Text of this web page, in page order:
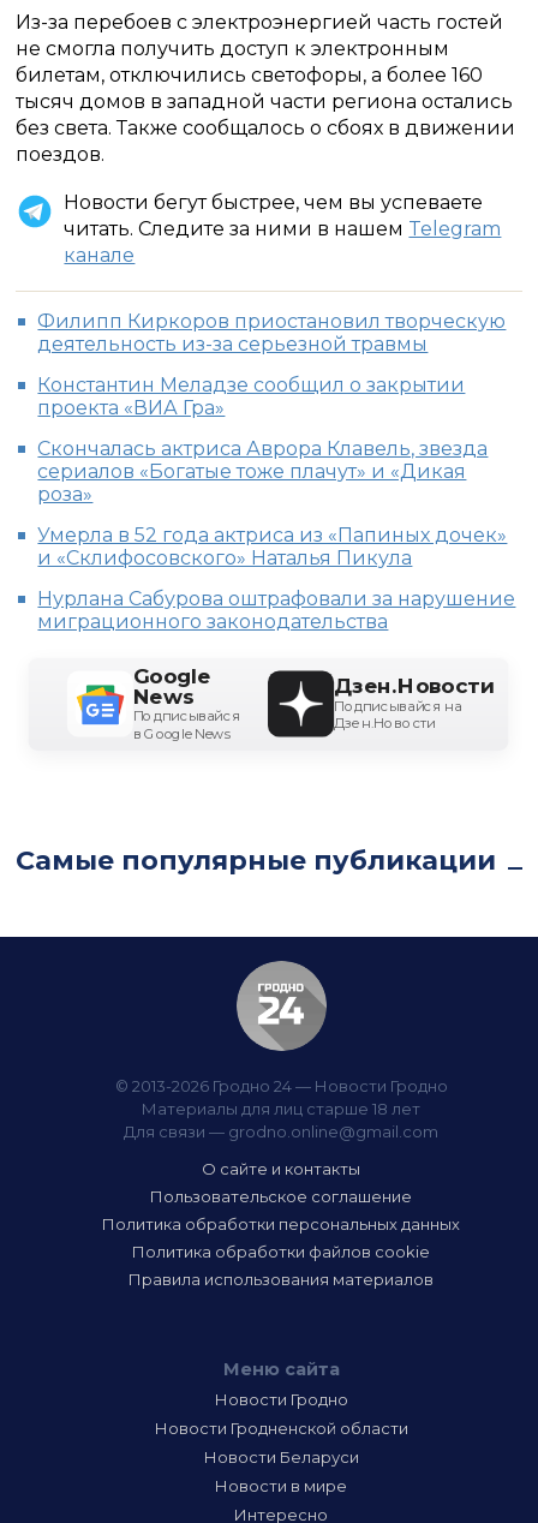
Из-за перебоев с электроэнергией часть гостей
не смогла получить доступ к электронным
билетам, отключились светофоры, а более 160
тысяч домов в западной части региона остались
без света. Также сообщалось о сбоях в движении
поездов.
Новости бегут быстрее, чем вы успеваете
читать. Следите за ними в нашем Telegram
канале
Филипп Киркоров приостановил творческую
деятельность из-за серьезной травмы
Константин Меладзе сообщил о закрытии
проекта «ВИА Гра»
Скончалась актриса Аврора Клавель, звезда
сериалов «Богатые тоже плачут» и «Дикая
роза»
Умерла в 52 года актриса из «Папиных дочек»
и «Склифосовского» Наталья Пикула
Нурлана Сабурова оштрафовали за нарушение
миграционного законодательства
Google
News
Подписывайся
в Google News
Дзен.Новости
Подписывайся на
Дзен.Новости
Самые популярные публикации
© 2013-2026 Гродно 24 — Новости Гродно
Материалы для лиц старше 18 лет
Для связи — grodno.online@gmail.com
О сайте и контакты
Пользовательское соглашение
Политика обработки персональных данных
Политика обработки файлов cookie
Правила использования материалов
Меню сайта
Новости Гродно
Новости Гродненской области
Новости Беларуси
Новости в мире
Интересно